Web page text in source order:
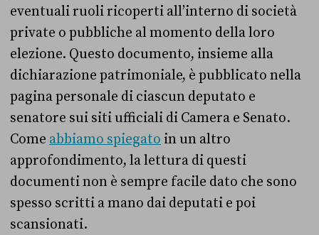
eventuali ruoli ricoperti all’interno di società
private o pubbliche al momento della loro
elezione. Questo documento, insieme alla
dichiarazione patrimoniale, è pubblicato nella
pagina personale di ciascun deputato e
senatore sui siti ufficiali di Camera e Senato.
Come abbiamo spiegato in un altro
approfondimento, la lettura di questi
documenti non è sempre facile dato che sono
spesso scritti a mano dai deputati e poi
scansionati.